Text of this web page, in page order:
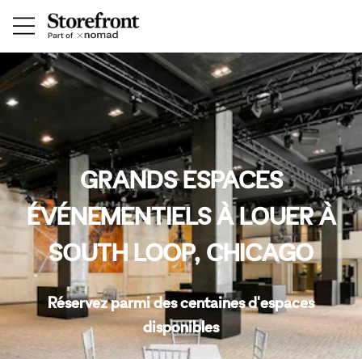
GRANDS ESPACES
ÉVÉNEMENTIELS À LOUER À
SOUTH LOOP, CHICAGO
Réservez parmi des centaines d'espaces
disponibles